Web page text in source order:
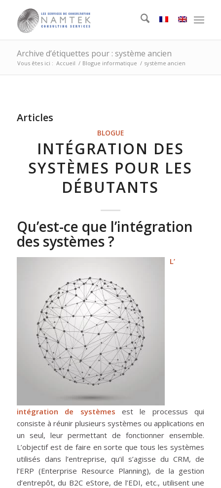
Archive d’étiquettes pour : système ancien
Vous êtes ici : Accueil / Blogue informatique / système ancien
Articles
BLOGUE
INTÉGRATION DES
SYSTÈMES POUR LES
DÉBUTANTS
Qu’est-ce que l’intégration
des systèmes ?
L’
intégration de systèmes est le processus qui
consiste à réunir plusieurs systèmes ou applications en
un seul, leur permettant de fonctionner ensemble.
L’objectif est de faire en sorte que tous les systèmes
utilisés dans l’entreprise, qu’il s’agisse du CRM, de
l’ERP (Enterprise Resource Planning), de la gestion
d’entrepôt, du B2C eStore, de l’EDI, etc., utilisent une